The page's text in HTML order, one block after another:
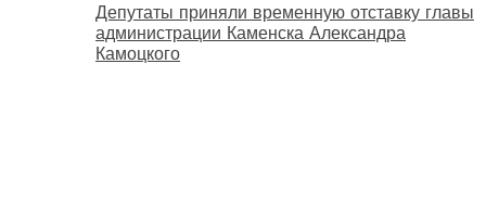
Депутаты приняли временную отставку главы
администрации Каменска Александра
Камоцкого